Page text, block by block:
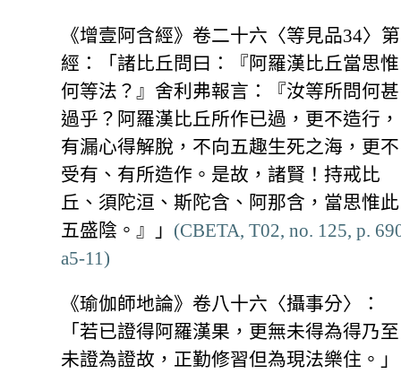
《增壹阿含經》卷二十六〈等見品34〉
經：「諸比丘問曰：『阿羅漢比丘當思惟
何等法？』舍利弗報言：『汝等所問何甚
過乎？阿羅漢比丘所作已過，更不造行，
有漏心得解脫，不向五趣生死之海，更不
受有、有所造作。是故，諸賢！持戒比
丘、須陀洹、斯陀含、阿那含，當思惟此
五盛陰。』」 (CBETA, T02, no. 125, p.
a5-11)
《瑜伽師地論》卷八十六〈攝事分〉：
「若已證得阿羅漢果，更無未得為得乃至
未證為證故，正勤修習但為現法樂住。」